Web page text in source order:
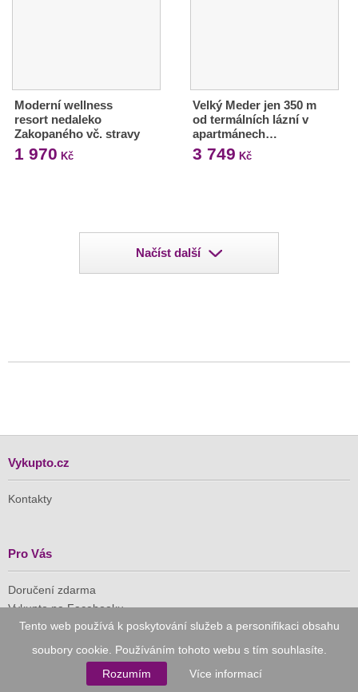
Tento web používá k poskytování služeb a personifikaci obsahu
soubory cookie. Používáním tohoto webu s tím souhlasíte.
Rozumím
Více informací
Moderní wellness
resort nedaleko
Zakopaného vč. stravy
1 970 Kč
Velký Meder jen 350 m
od termálních lázní v
apartmánech…
3 749 Kč
Načíst další
Vykupto.cz
Kontakty
Pro Vás
Doručení zdarma
Vykupto na Facebooku
Důvěryhodný nákup
Naše společnost je členem Asociace pro elektronickou